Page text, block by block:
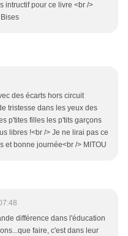
intructif pour ce livre <br />
des écarts hors circuit
tristesse dans les yeux des
p'tites filles les p'tits garçons
libres !<br /> Je ne lirai pas ce
et bonne journée<br /> MITOU
différence dans l'éducation
faire, c'est dans leur